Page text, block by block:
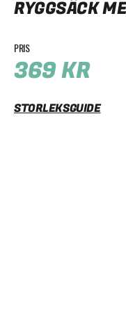
RYGGSÄCK
369KR
STORLEKSGUIDE